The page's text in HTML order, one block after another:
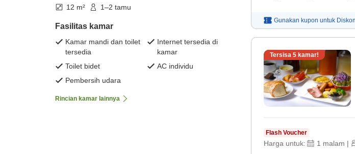
12 m² 1–2 tamu
Fasilitas kamar
Kamar mandi dan toilet
tersedia
Internet tersedia di
kamar
Toilet bidet
AC individu
Pembersih udara
Rincian kamar lainnya
Gunakan kupon untuk Diskon
Tersisa 5 kamar!
Flash Voucher
Harga untuk: 1 malam |